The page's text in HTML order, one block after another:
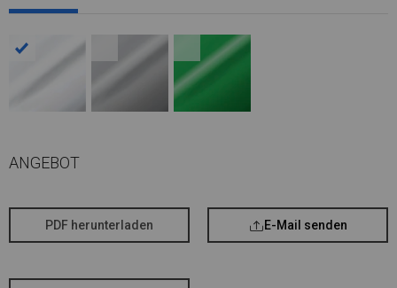
ANGEBOT
PDF herunterladen E-Mail senden